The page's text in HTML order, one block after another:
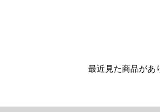
最近見た商品があ